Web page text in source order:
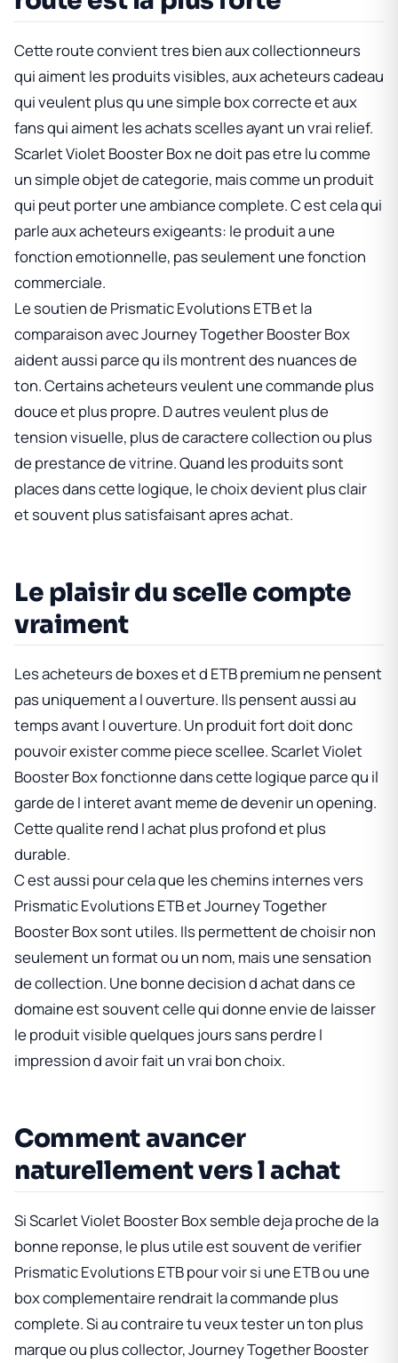
Cette route convient tres bien aux collectionneurs
qui aiment les produits visibles, aux acheteurs cadeau
qui veulent plus qu une simple box correcte et aux
fans qui aiment les achats scelles ayant un vrai relief.
Scarlet Violet Booster Boxne doit pas etre lu comme
un simple objet de categorie, mais comme un produit
qui peut porter une ambiance complete. C est cela qui
parle aux acheteurs exigeants: le produit a une
fonction emotionnelle, pas seulement une fonction
commerciale.
Le soutien de Prismatic Evolutions ETBet la
comparaison avecJourney Together Booster Box
aident aussi parce qu ils montrent des nuances de
ton. Certains acheteurs veulent une commande plus
douce et plus propre. D autres veulent plus de
tension visuelle, plus de caractere collection ou plus
de prestance de vitrine. Quand les produits sont
places dans cette logique, le choix devient plus clair
et souvent plus satisfaisant apres achat.
Le plaisir du scelle compte
vraiment
Les acheteurs de boxes et d ETB premium ne pensent
pas uniquement a l ouverture. Ils pensent aussi au
temps avant l ouverture. Un produit fort doit donc
pouvoir exister comme piece scellee.Scarlet Violet
Booster Boxfonctionne dans cette logique parce qu il
garde de l interet avant meme de devenir un opening.
Cette qualite rend l achat plus profond et plus
durable.
C est aussi pour cela que les chemins internes vers
Prismatic Evolutions ETBetJourney Together
Booster Boxsont utiles. Ils permettent de choisir non
seulement un format ou un nom, mais une sensation
de collection. Une bonne decision d achat dans ce
domaine est souvent celle qui donne envie de laisser
le produit visible quelques jours sans perdre l
impression d avoir fait un vrai bon choix.
Comment avancer
naturellement vers l achat
SiScarlet Violet Booster Boxsemble deja proche de la
bonne reponse, le plus utile est souvent de verifier
Prismatic Evolutions ETBpour voir si une ETB ou une
box complementaire rendrait la commande plus
complete. Si au contraire tu veux tester un ton plus
marque ou plus collector,Journey Together Booster